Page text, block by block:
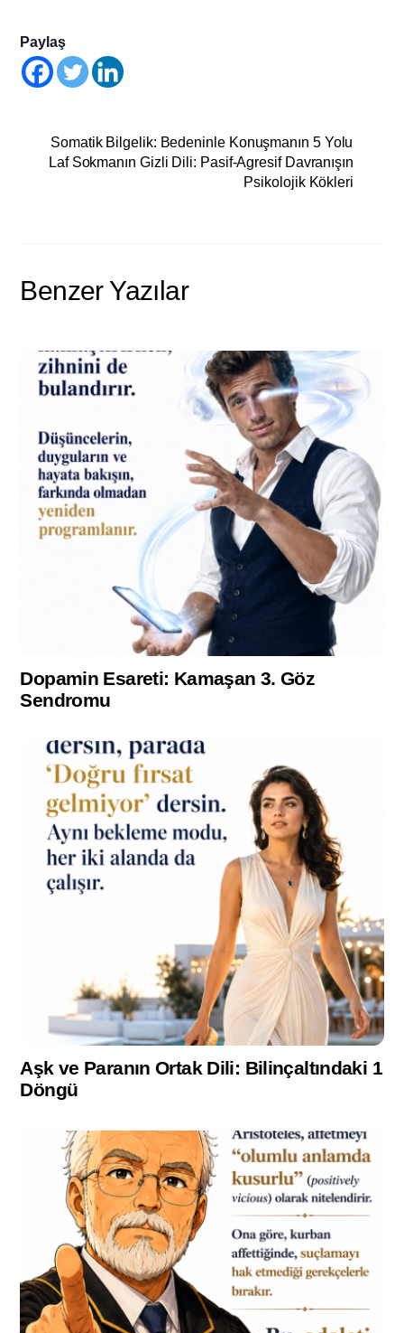
Paylaş
Somatik Bilgelik: Bedeninle Konuşmanın 5 Yolu
Laf Sokmanın Gizli Dili: Pasif-Agresif Davranışın
Psikolojik Kökleri
Benzer Yazılar
Dopamin Esareti: Kamaşan 3. Göz
Sendromu
Aşk ve Paranın Ortak Dili: Bilinçaltındaki 1
Döngü